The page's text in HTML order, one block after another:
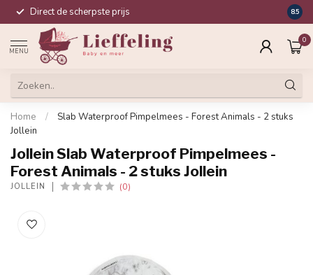
Direct de scherpste prijs 8.5
MENU
0
Home /
Slab Waterproof Pimpelmees - Forest Animals - 2 stuks
Jollein
Jollein Slab Waterproof Pimpelmees -
Forest Animals - 2 stuks Jollein
JOLLEIN (0)